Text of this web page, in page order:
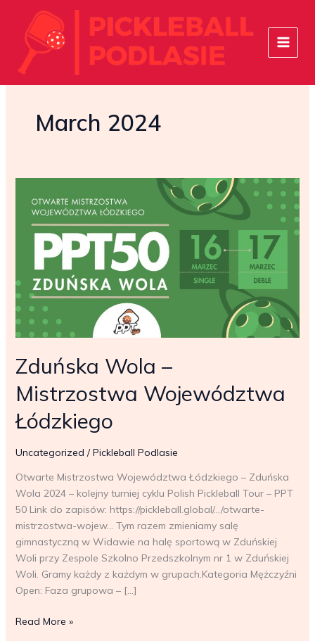
content
March 2024
Zduńska Wola –
Mistrzostwa Województwa
Łódzkiego
Uncategorized /Pickleball Podlasie
Otwarte Mistrzostwa Województwa Łódzkiego – Zduńska
Wola 2024 – kolejny turniej cyklu Polish Pickleball Tour – PPT
50 Link do zapisów: https://pickleball.global/…/otwarte-
mistrzostwa-wojew… Tym razem zmieniamy salę
gimnastyczną w Widawie na halę sportową w Zduńskiej
Woli przy Zespole Szkolno Przedszkolnym nr 1 w Zduńskiej
Woli. Gramy każdy z każdym w grupach.Kategoria Mężczyźni
Open: Faza grupowa – […]
Zduńska
Read More »